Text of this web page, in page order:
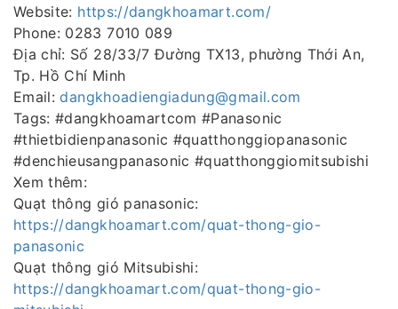
Website: https://dangkhoamart.com/
Phone: 0283 7010 089
Địa chỉ: Số 28/33/7 Đường TX13, phường Thới An,
Tp. Hồ Chí Minh
Email:dangkhoadiengiadung@gmail.com
Tags: #dangkhoamartcom #Panasonic
#thietbidienpanasonic #quatthonggiopanasonic
#denchieusangpanasonic #quatthonggiomitsubishi
Xem thêm:
Quạt thông gió panasonic:
https://dangkhoamart.com/quat-thong-gio-
panasonic
Quạt thông gió Mitsubishi:
https://dangkhoamart.com/quat-thong-gio-